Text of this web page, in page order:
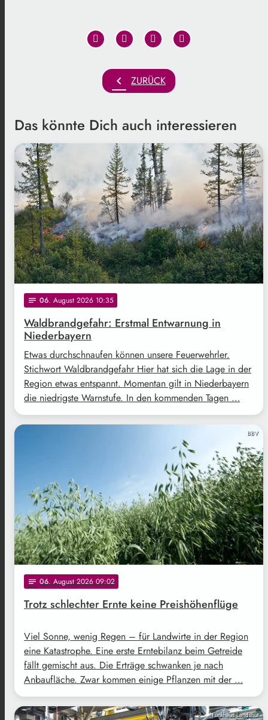
chevron_left ZURÜCK
Das könnte Dich auch interessieren
Freepik
notes 06. August 2026 10:35
Waldbrandgefahr: Erstmal Entwarnung in
Niederbayern
Etwas durchschnaufen können unsere Feuerwehrler.
Stichwort Waldbrandgefahr Hier hat sich die Lage in der
Region etwas entspannt. Momentan gilt in Niederbayern
die niedrigste Warnstufe. In den kommenden Tagen …
BBV
notes 06. August 2026 09:02
Trotz schlechter Ernte keine Preishöhenflüge
Viel Sonne, wenig Regen – für Landwirte in der Region
eine Katastrophe. Eine erste Erntebilanz beim Getreide
fällt gemischt aus. Die Erträge schwanken je nach
Anbaufläche. Zwar kommen einige Pflanzen mit der …
Funkhaus Landshut